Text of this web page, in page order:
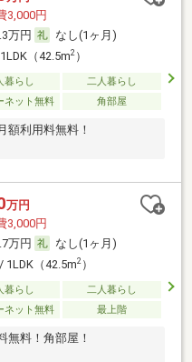
3,000円
万円
なし(1ヶ月)
（42.5m2）
暮らし
二人暮らし
ネット無料 角部屋
額利用料無料！
万円
3,000円
万円
なし(1ヶ月)
1LDK（42.5m2）
暮らし
二人暮らし
ネット無料 最上階
無料！角部屋！